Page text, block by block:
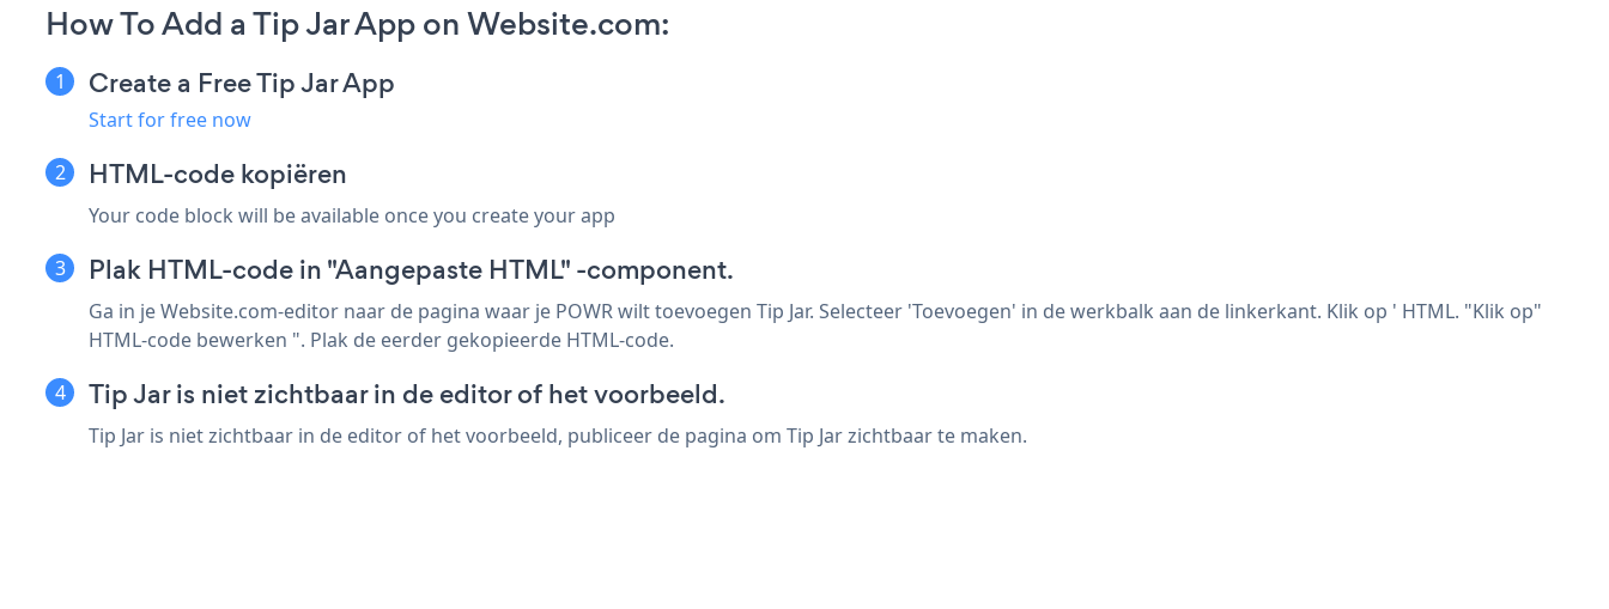
How To Add a Tip Jar App on Website.com:
Create a Free Tip Jar App
Start for free now
HTML-code kopiëren
Your code block will be available once you create your app
Plak HTML-code in "Aangepaste HTML" -component.
Ga in je Website.com-editor naar de pagina waar je POWR wilt toevoegen Tip Jar. Selecteer 'Toevoegen' in de werkbalk aan de linkerkant. Klik op ' HTML. "Klik op"
HTML-code bewerken ". Plak de eerder gekopieerde HTML-code.
Tip Jar is niet zichtbaar in de editor of het voorbeeld.
Tip Jar is niet zichtbaar in de editor of het voorbeeld, publiceer de pagina om Tip Jar zichtbaar te maken.